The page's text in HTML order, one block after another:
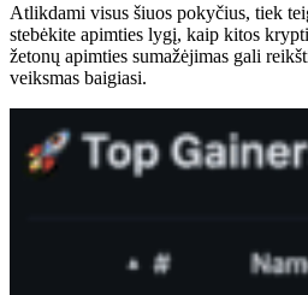
Atlikdami visus šiuos pokyčius, tiek
stebėkite apimties lygį, kaip kitos
žetonų apimties sumažėjimas gali
veiksmas baigiasi.